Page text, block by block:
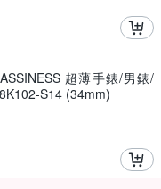
超薄手錶/男錶/
S14 (34mm)